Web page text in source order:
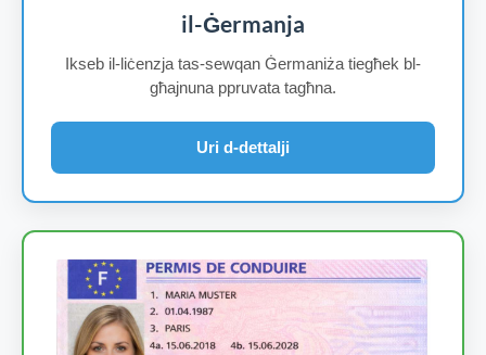
il-Ġermanja
Ikseb il-liċenzja tas-sewqan Ġermaniża tiegħek bl-
għajnuna ppruvata tagħna.
Uri d-dettalji